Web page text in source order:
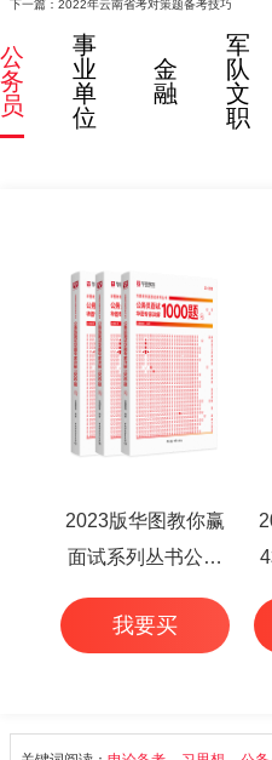
下一篇： 2022年云南省考对策题备考技巧
公
务
员
事
业
单
位
金
融
军
队
文
职
2023版华图教你赢
面试系列丛书公务
员面试华图专家详
解1000题（3本
我要买